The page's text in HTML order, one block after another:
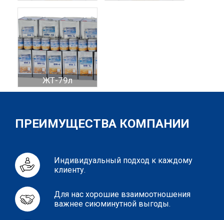
ЖТ-79л
ПРЕИМУЩЕСТВА КОМПАНИИ
Индивидуальный подход к каждому
клиенту.
Для нас хорошие взаимоотношения
важнее сиюминутной выгоды.